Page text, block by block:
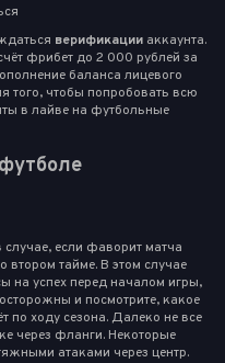
верификации аккаунта.
фрибет до 2 000 рублей за
баланса лицевого
того, чтобы попробовать всю
в лайве на футбольные
случае, если фаворит матча
втором тайме. В этом случае
на успех перед началом игры,
и посмотрите, какое
по ходу сезона. Далеко не все
через фланги. Некоторые
атаками через центр.